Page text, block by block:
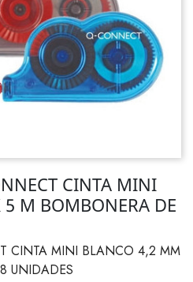
CINTA MINI
M BOMBONERA DE
CINTA MINI BLANCO 4,2 MM
UNIDADES